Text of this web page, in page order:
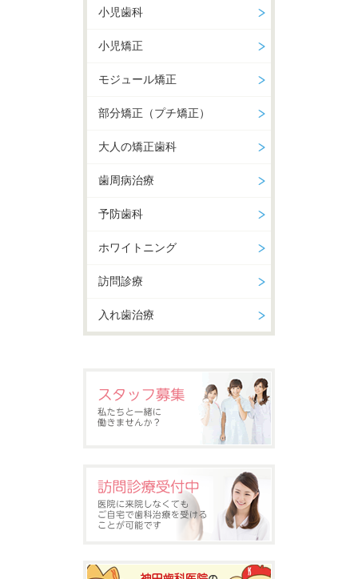
小児歯科
小児矯正
モジュール矯正
部分矯正（プチ矯正）
大人の矯正歯科
歯周病治療
予防歯科
ホワイトニング
訪問診療
入れ歯治療